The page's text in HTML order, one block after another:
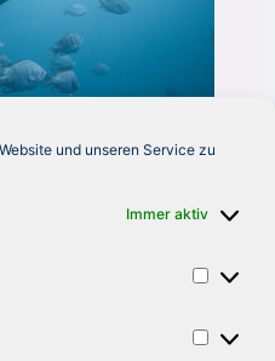
und unseren Service zu
Immer aktiv
prall gefüllt. In
einheimischen Band
besonderer Erinnerung